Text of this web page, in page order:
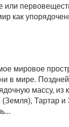
или
как
мировое
в мире.
массу, из
Тартар и